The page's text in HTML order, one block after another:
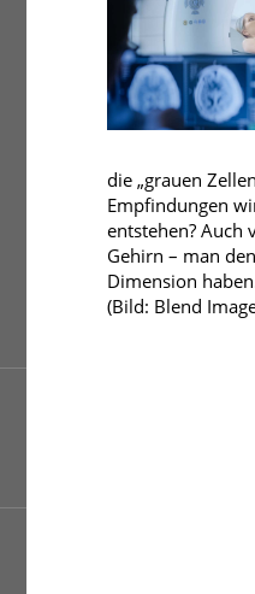
Schmerz- und Schlafmedizin
Frauenkrankheiten
die „grauen
Empfindungen
entstehen? Auch
Gehirn – man
Dimension
(Bild: Blend